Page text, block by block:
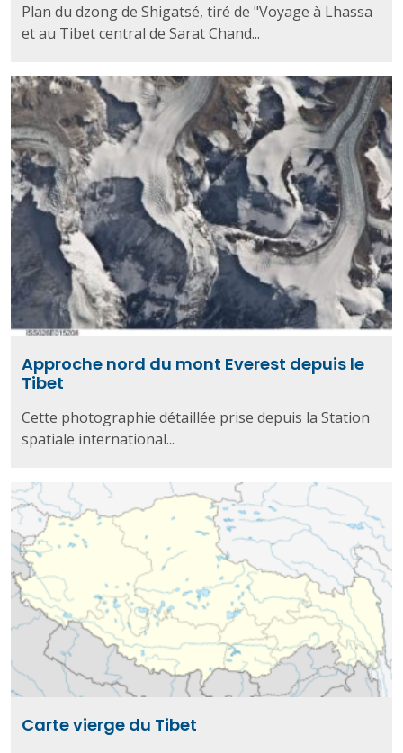
Plan du dzong de Shigatsé, tiré de "Voyage à Lhassa
et au Tibet central de Sarat Chand...
Approche nord du mont Everest depuis le
Tibet
Cette photographie détaillée prise depuis la Station
spatiale international...
Carte vierge du Tibet